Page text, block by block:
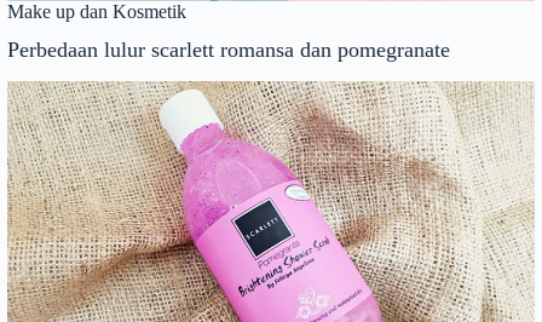
Make up dan Kosmetik
Perbedaan lulur scarlett romansa dan pomegranate